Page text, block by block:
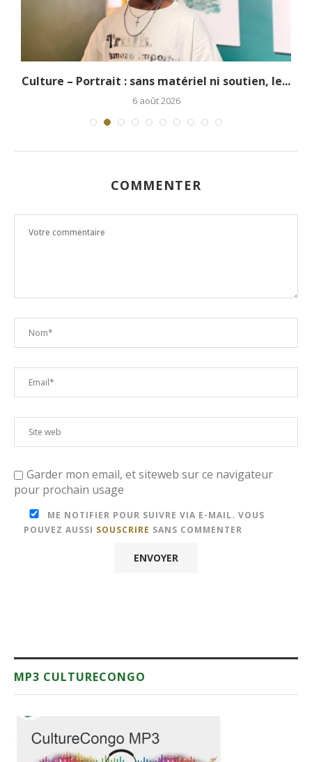
Culture – Portrait : sans matériel ni soutien, le...
6 août 2026
COMMENTER
Garder mon email, et siteweb sur ce navigateur
pour prochain usage
ME NOTIFIER POUR SUIVRE VIA E-MAIL. VOUS
POUVEZ AUSSI SOUSCRIRE SANS COMMENTER
MP3 CULTURECONGO